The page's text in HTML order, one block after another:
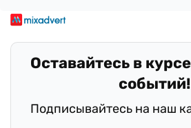
Оставайтесь в
событий!
Подписывайтесь на наш